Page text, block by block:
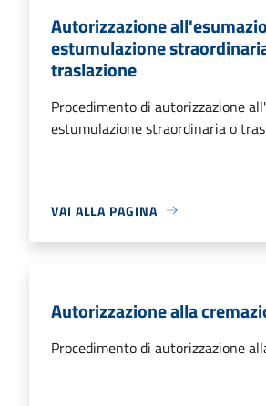
Autorizzazione
estumulazione
traslazione
Procedimento di autorizzazione
estumulazione straordinaria o
VAI ALLA PAGINA
Autorizzazione alla
Procedimento di autorizzazione